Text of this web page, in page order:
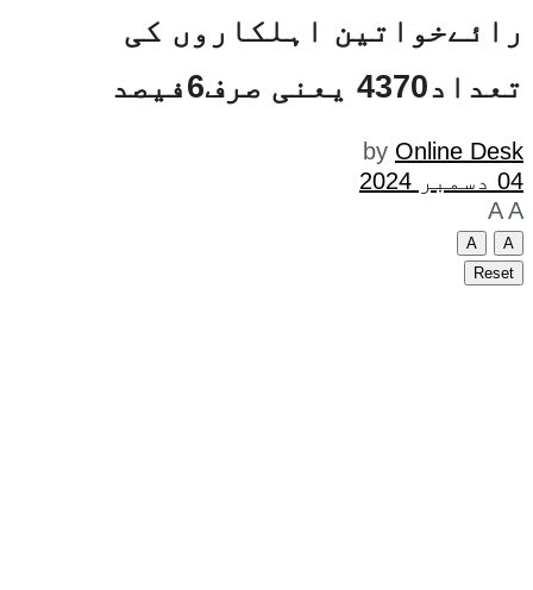
رائےخواتین اہلکاروں کی
تعداد4370 یعنی صرف6فیصد
by Online Desk
04 دسمبر 2024
A A
A
A
Reset